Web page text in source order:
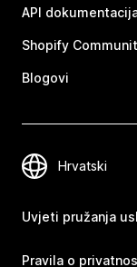
API
Shopify
Blogovi
Uvjeti pružanja
Pravila o